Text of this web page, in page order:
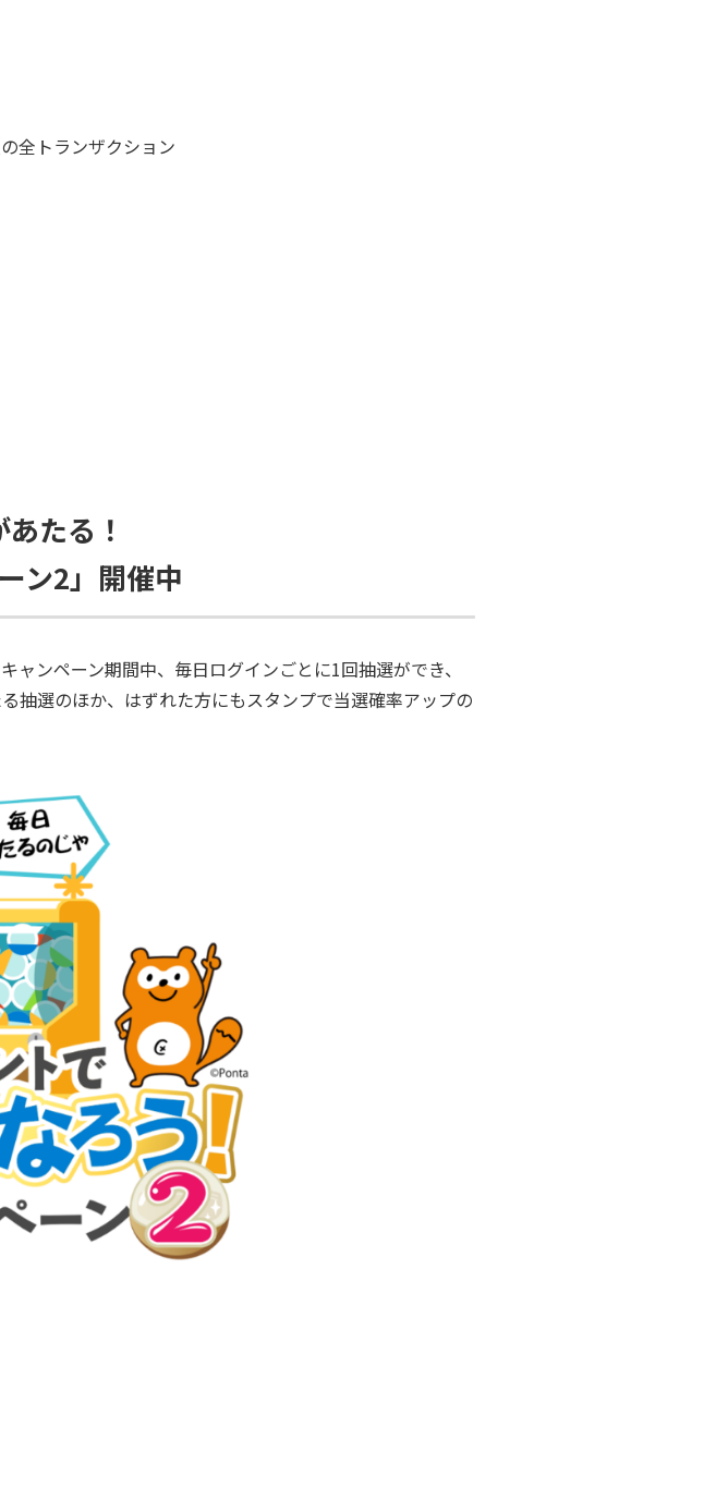
全トランザクション
たる！
ン2」開催中
ンペーン期間中、毎日ログインごとに1回抽選ができ、
抽選のほか、はずれた方にもスタンプで当選確率アップの